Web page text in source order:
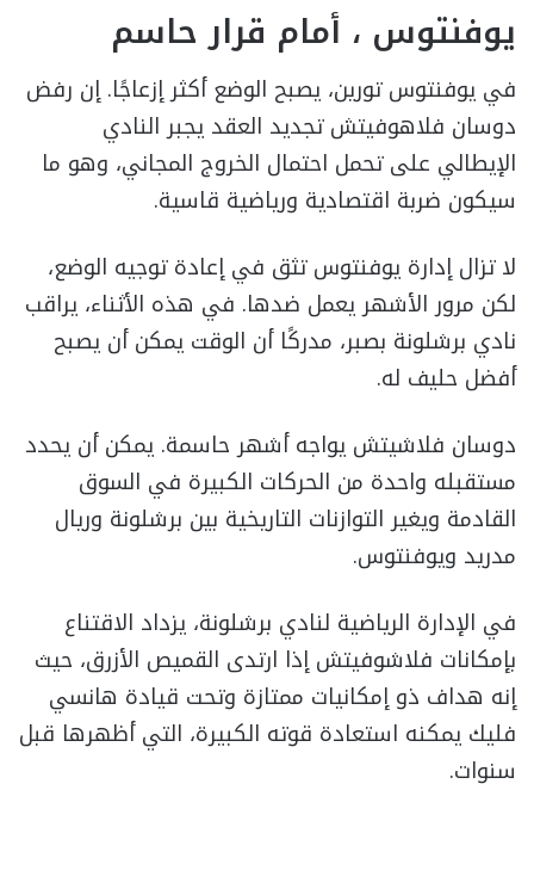
يوفنتوس ، أمام قرار حاسم
في يوفنتوس تورين، يصبح الوضع أكثر إزعاجًا. إن رفض
دوسان فلاهوفيتش تجديد العقد يجبر النادي
الإيطالي على تحمل احتمال الخروج المجاني، وهو ما
سيكون ضربة اقتصادية ورياضية قاسية.
لا تزال إدارة يوفنتوس تثق في إعادة توجيه الوضع،
لكن مرور الأشهر يعمل ضدها. في هذه الأثناء، يراقب
نادي برشلونة بصبر، مدركًا أن الوقت يمكن أن يصبح
أفضل حليف له.
دوسان فلاشيتش يواجه أشهر حاسمة. يمكن أن يحدد
مستقبله واحدة من الحركات الكبيرة في السوق
القادمة ويغير التوازنات التاريخية بين برشلونة وريال
مدريد ويوفنتوس.
في الإدارة الرياضية لنادي برشلونة، يزداد الاقتناع
بإمكانات فلاشوفيتش إذا ارتدى القميص الأزرق، حيث
إنه هداف ذو إمكانيات ممتازة وتحت قيادة هانسي
فليك يمكنه استعادة قوته الكبيرة، التي أظهرها قبل
سنوات.